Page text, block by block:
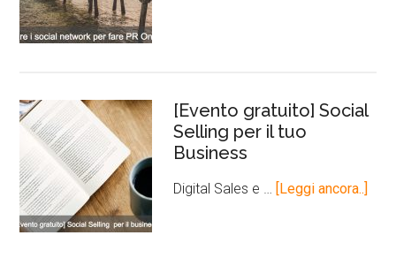
[Evento gratuito] Social
Selling per il tuo
Business
Digital Sales e … [Leggi ancora..]